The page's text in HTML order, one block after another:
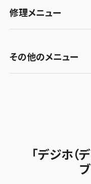
スマホスピタル
スマホスピタル
スマホスピタル
スマホスピタル
スマホスピタル
スマホスピタル名
スマホスピタル
スマホスピタル
スマホスピタル
スマホスピタル
スマホスピタル難
スマホスピタル
スマホスピタル
スマホスピタル
スマホスピタル西
スマホスピタル
スマホスピタル
スマホスピタル
お知らせ
修理メニュー
iPhone修理メニュ
MacBook修理メ
その他のメニュー
FCNTスマートフォ
「デジホ（